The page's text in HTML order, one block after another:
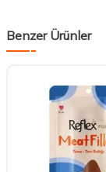
Benzer Ürünler